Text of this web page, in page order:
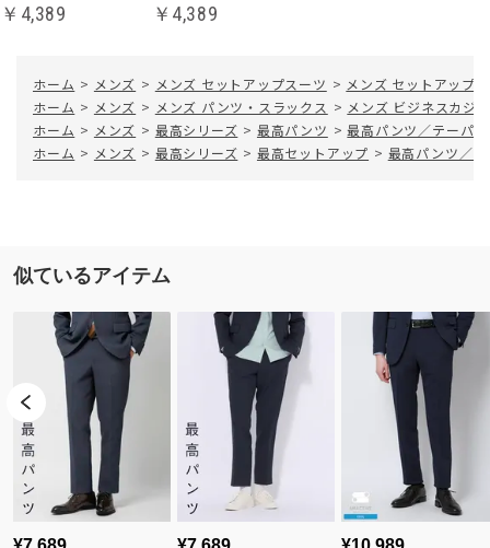
￥4,389 ￥4,389
ホーム > メンズ > メンズ セットアップスーツ > メンズ セットアップ
ホーム > メンズ > メンズ パンツ・スラックス > メンズ ビジネスカジ
ホーム > メンズ > 最高シリーズ > 最高パンツ > 最高パンツ／テーパ
ホーム > メンズ > 最高シリーズ > 最高セットアップ > 最高パンツ／